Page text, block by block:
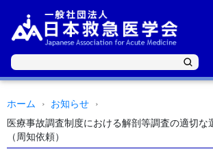
ホーム
お知らせ
医療事故調査制度における解剖等調査の適切な
（周知依頼）